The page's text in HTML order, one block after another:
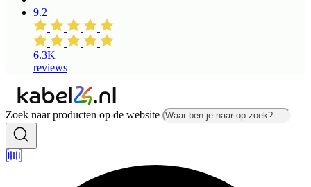
9.2
6.3K
reviews
Zoek naar producten op de website